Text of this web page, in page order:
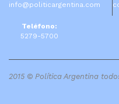
info@politicargentina.com
Teléfono:
5279-5700
2015 © Política Argentina